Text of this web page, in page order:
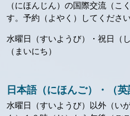
（にほんじん）の国際交流（こ
す。予約（よやく）してくださ
水曜日（すいようび）・祝日（
（まいにち）
日本語（にほんご）・（
水曜日（すいようび）以外（い